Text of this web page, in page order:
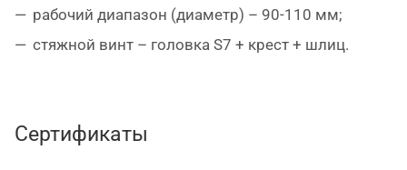
рабочий диапазон (диаметр) – 90-110 мм;
стяжной винт – головка S7 + крест + шлиц.
Сертификаты